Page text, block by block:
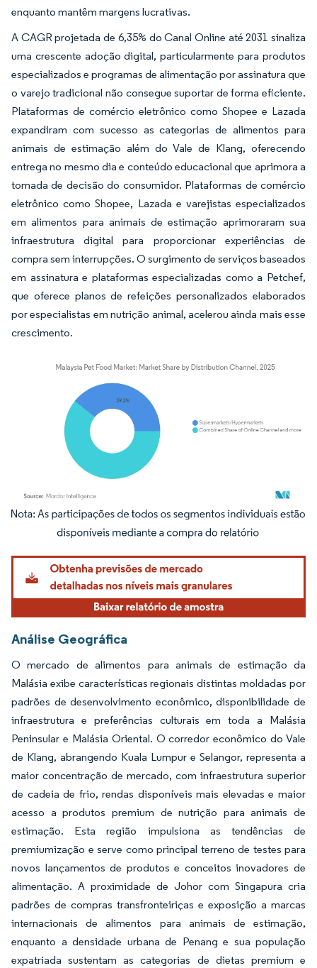
enquanto mantêm margens lucrativas.
A CAGR projetada de 6,35% do Canal Online até 2031 sinaliza
uma crescente adoção digital, particularmente para produtos
especializados e programas de alimentação por assinatura que
o varejo tradicional não consegue suportar de forma eficiente.
Plataformas de comércio eletrônico como Shopee e Lazada
expandiram com sucesso as categorias de alimentos para
animais de estimação além do Vale de Klang, oferecendo
entrega no mesmo dia e conteúdo educacional que aprimora a
tomada de decisão do consumidor. Plataformas de comércio
eletrônico como Shopee, Lazada e varejistas especializados
em alimentos para animais de estimação aprimoraram sua
infraestrutura digital para proporcionar experiências de
compra sem interrupções. O surgimento de serviços baseados
em assinatura e plataformas especializadas como a Petchef,
que oferece planos de refeições personalizados elaborados
por especialistas em nutrição animal, acelerou ainda mais esse
crescimento.
Imagem © Mordor Intelligence. O reuso requer atribuição conforme CC BY 4.0.
Análise Geográfica
O mercado de alimentos para animais de estimação da
Malásia exibe características regionais distintas moldadas por
padrões de desenvolvimento econômico, disponibilidade de
infraestrutura e preferências culturais em toda a Malásia
Peninsular e Malásia Oriental. O corredor econômico do Vale
de Klang, abrangendo Kuala Lumpur e Selangor, representa a
maior concentração de mercado, com infraestrutura superior
de cadeia de frio, rendas disponíveis mais elevadas e maior
acesso a produtos premium de nutrição para animais de
estimação. Esta região impulsiona as tendências de
premiumização e serve como principal terreno de testes para
novos lançamentos de produtos e conceitos inovadores de
alimentação. A proximidade de Johor com Singapura cria
padrões de compras transfronteiriças e exposição a marcas
internacionais de alimentos para animais de estimação,
enquanto a densidade urbana de Penang e sua população
expatriada sustentam as categorias de dietas premium e